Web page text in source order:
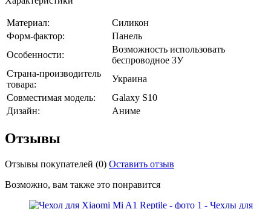
Материал:
Силикон
Форм-фактор:
Панель
Особенности:
Возможность использовать
беспроводное ЗУ
Страна-производитель
товара:
Украина
Совместимая модель:
Galaxy S10
Дизайн:
Аниме
Отзывы
Отзывы покупателей (0) Оставить отзыв
Возможно, вам также это понравится